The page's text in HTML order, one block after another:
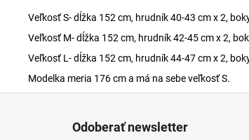
Veľkosť S- dĺžka 152 cm, hrudník 40-43 cm x 2,
Veľkosť M- dĺžka 152 cm, hrudník 42-45 cm x 2,
Veľkosť L- dĺžka 152 cm, hrudník 44-47 cm x 2,
Modelka meria 176 cm a má na sebe veľkosť S.
Odoberať newsletter